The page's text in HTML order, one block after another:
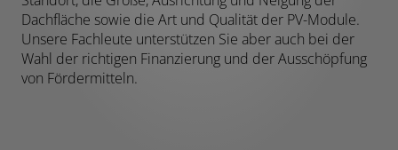
Dachfläche sowie die Art und Qualität der PV-Module.
Unsere Fachleute unterstützen Sie aber auch bei der
Wahl der richtigen Finanzierung und der Ausschöpfung
von Fördermitteln.